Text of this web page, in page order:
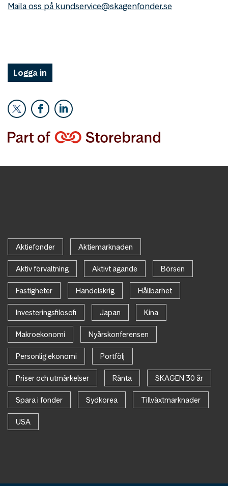
Maila oss på kundservice@skagenfonder.se
Logga in
Aktiefonder Aktiemarknaden
Aktiv förvaltning Aktivt ägande Börsen
Fastigheter Handelskrig Hållbarhet
Investeringsfilosofi Japan Kina
Makroekonomi Nyårskonferensen
Personlig ekonomi Portfölj
Priser och utmärkelser Ränta SKAGEN 30 år
Spara i fonder Sydkorea Tillväxtmarknader
USA